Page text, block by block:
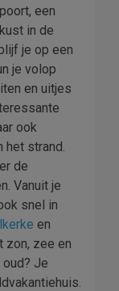
een
in de
je op een
je volop
en uitjes
ook
het strand.
de
Vanuit je
snel in
en
zon, zee en
Je